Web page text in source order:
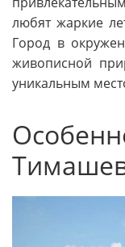
любят жаркие
Город в
живописной
уникальным